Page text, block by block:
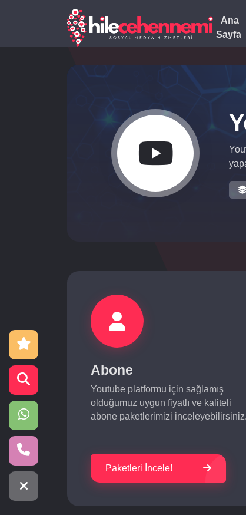
Ana
Sayfa
Abone
Youtube platformu için sağlamış
olduğumuz uygun fiyatlı ve kaliteli
abone paketlerimizi inceleyebilirsiniz.
Paketleri İncele!